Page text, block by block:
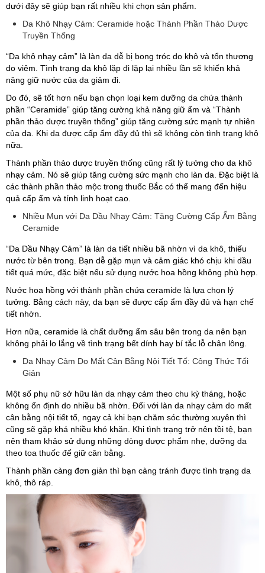
dưới đây sẽ giúp bạn rất nhiều khi chọn sản phẩm.
Da Khô Nhạy Cảm: Ceramide hoặc Thành Phần Thảo Dược
Truyền Thống
“Da khô nhạy cảm” là làn da dễ bị bong tróc do khô và tổn thương
do viêm. Tình trạng da khô lặp đi lặp lại nhiều lần sẽ khiến khả
năng giữ nước của da giảm đi.
Do đó, sẽ tốt hơn nếu bạn chọn loại kem dưỡng da chứa thành
phần “Ceramide” giúp tăng cường khả năng giữ ẩm và “Thành
phần thảo dược truyền thống” giúp tăng cường sức mạnh tự nhiên
của da. Khi da được cấp ẩm đầy đủ thì sẽ không còn tình trạng khô
nữa.
Thành phần thảo dược truyền thống cũng rất lý tưởng cho da khô
nhạy cảm. Nó sẽ giúp tăng cường sức mạnh cho làn da. Đặc biệt là
các thành phần thảo mộc trong thuốc Bắc có thể mang đến hiệu
quả cấp ẩm và tính linh hoạt cao.
Nhiều Mụn với Da Dầu Nhạy Cảm: Tăng Cường Cấp Ẩm Bằng
Ceramide
“Da Dầu Nhạy Cảm” là làn da tiết nhiều bã nhờn vì da khô, thiếu
nước từ bên trong. Bạn dễ gặp mụn và cảm giác khó chịu khi dầu
tiết quá mức, đặc biệt nếu sử dụng nước hoa hồng không phù hợp.
Nước hoa hồng với thành phần chứa ceramide là lựa chọn lý
tưởng. Bằng cách này, da bạn sẽ được cấp ẩm đầy đủ và hạn chế
tiết nhờn.
Hơn nữa, ceramide là chất dưỡng ẩm sâu bên trong da nên bạn
không phải lo lắng về tình trạng bết dính hay bí tắc lỗ chân lông.
Da Nhạy Cảm Do Mất Cân Bằng Nội Tiết Tố: Công Thức Tối
Giản
Một số phụ nữ sở hữu làn da nhạy cảm theo chu kỳ tháng, hoặc
không ổn định do nhiều bã nhờn. Đối với làn da nhạy cảm do mất
cân bằng nội tiết tố, ngay cả khi bạn chăm sóc thường xuyên thì
cũng sẽ gặp khá nhiều khó khăn. Khi tình trạng trở nên tồi tệ, bạn
nên tham khảo sử dụng những dòng dược phẩm nhẹ, dưỡng da
theo toa thuốc để giữ cân bằng.
Thành phần càng đơn giản thì bạn càng tránh được tình trạng da
khô, thô ráp.